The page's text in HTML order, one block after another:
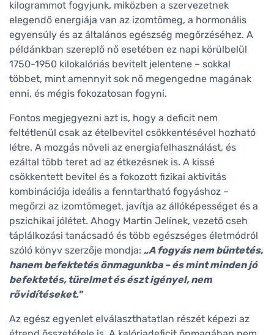
kilogrammot fogyjunk, miközben a szervezetnek
elegendő energiája van az izomtömeg, a hormonális
egyensúly és az általános egészség megőrzéséhez. A
példánkban szereplő nő esetében ez napi körülbelül
1750-1950 kilokalóriás bevitelt jelentene – sokkal
többet, mint amennyit sok nő megengedne magának
enni, és mégis fokozatosan fogyni.
Fontos megjegyezni azt is, hogy a deficit nem
feltétlenül csak az ételbevitel csökkentésével hozható
létre. A mozgás növeli az energiafelhasználást, és
ezáltal több teret ad az étkezésnek is. A kissé
csökkentett bevitel és a fokozott fizikai aktivitás
kombinációja ideális a fenntartható fogyáshoz –
megőrzi az izomtömeget, javítja az állóképességet és a
pszichikai jólétet. Ahogy Martin Jelínek, vezető cseh
táplálkozási tanácsadó és több egészséges életmódról
szóló könyv szerzője mondja: „A fogyás nem büntetés,
hanem befektetés önmagunkba – és mint minden jó
befektetés, türelmet és észt igényel, nem
rövidítéseket."
Az egész egyenlet elválaszthatatlan részét képezi az